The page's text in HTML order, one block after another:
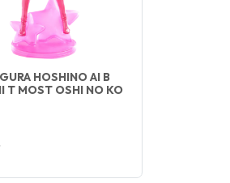
HOSHINO AI B
T MOST OSHI NO KO